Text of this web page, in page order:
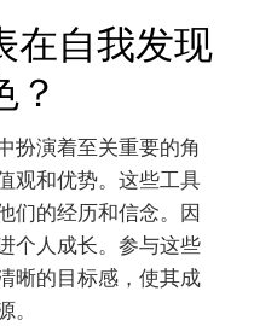
在自我发现
扮演着至关重要的角
观和优势。这些工具
们的经历和信念。因
个人成长。参与这些
晰的目标感，使其成